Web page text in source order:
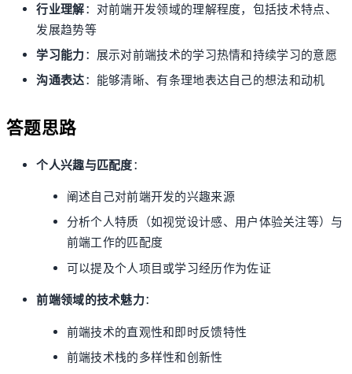
行业理解：对前端开发领域的理解程度，包括技术特点、
发展趋势等
学习能力 ：展示对前端技术的学习热情和持续学习的意愿
沟通表达：能够清晰、有条理地表达自己的想法和动机
答题思路
个人兴趣与匹配度：
阐述自己对前端开发的兴趣来源
分析个人特质（如视觉设计感、用户体验关注等）与
前端工作的匹配度
可以提及个人项目或学习经历作为佐证
前端领域的技术魅力：
前端技术的直观性和即时反馈特性
前端技术栈的多样性和创新性